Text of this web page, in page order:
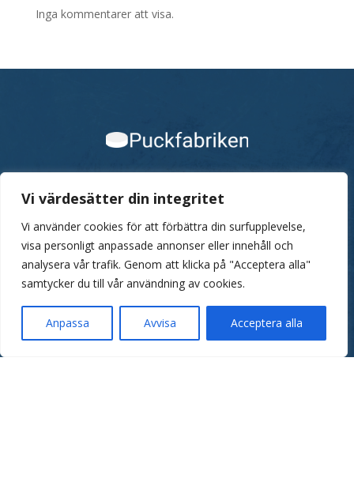
Vi värdesätter din integritet
Vi använder cookies för att förbättra din surfupplevelse,
visa personligt anpassade annonser eller innehåll och
analysera vår trafik. Genom att klicka på "Acceptera alla"
samtycker du till vår användning av cookies.
Anpassa Avvisa Acceptera alla
Inga kommentarer att visa.
Epost: order@puckfabriken.se
Tel: 070 58 22 372
Till butiken →
Puckar med tryck →